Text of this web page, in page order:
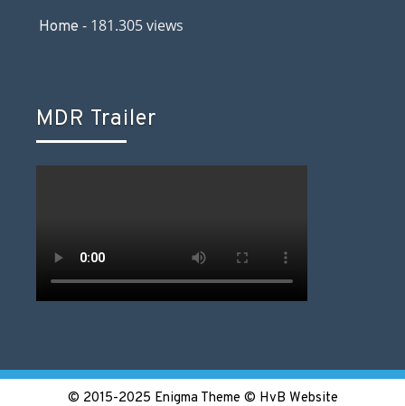
Home - 181.305 views
MDR Trailer
© 2015-2025 Enigma Theme © HvB Website